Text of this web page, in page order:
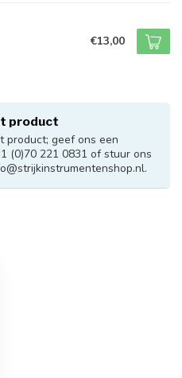
€13,00
product
product; geef ons een
(0)70 221 0831 of stuur ons
.